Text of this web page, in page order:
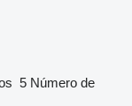
5 Número de